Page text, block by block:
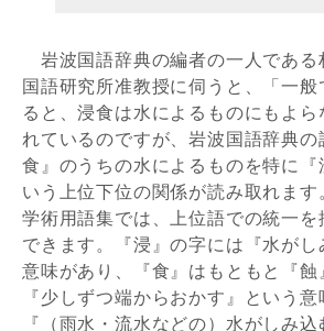
岩波国語辞典の編者の一人である
国語研究所准教授に伺うと、「一
ると、浸食は水によるものにもよ
れているのですが、岩波国語辞典
食』のうちの水によるものを特に『
いう上位下位の関係が読み取れます
学術用語集では、上位語での統一
できます。『浸』の字には『水がし
意味があり、『食』はもともと『
『少しずつ端からおかす』という意
『（雨水・流水などの）水がしみ